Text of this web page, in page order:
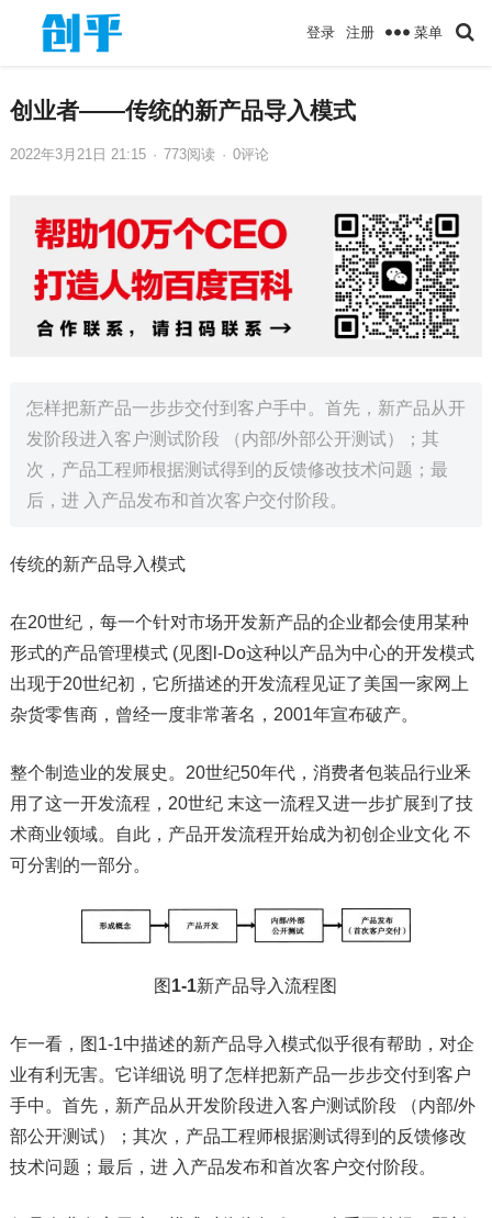
登录 注册 菜单
创业者——传统的新产品导入模式
2022年3月21日 21:15 · 773阅读 · 0评论
怎样把新产品一步步交付到客户手中。首先，新产品从开
发阶段进入客户测试阶段 （内部/外部公开测试）；其
次，产品工程师根据测试得到的反馈修改技术问题；最
后，进 入产品发布和首次客户交付阶段。
传统的新产品导入模式
在20世纪，每一个针对市场开发新产品的企业都会使用某种
形式的产品管理模式 (见图l-Do这种以产品为中心的开发模式
出现于20世纪初，它所描述的开发流程见证了美国一家网上
杂货零售商，曾经一度非常著名，2001年宣布破产。
整个制造业的发展史。20世纪50年代，消费者包装品行业釆
用了这一开发流程，20世纪 末这一流程又进一步扩展到了技
术商业领域。自此，产品开发流程开始成为初创企业文化 不
可分割的一部分。
图 1-1新产品导入流程图
乍一看，图1-1中描述的新产品导入模式似乎很有帮助，对企
业有利无害。它详细说 明了怎样把新产品一步步交付到客户
手中。首先，新产品从开发阶段进入客户测试阶段 （内部/外
部公开测试）；其次，产品工程师根据测试得到的反馈修改
技术问题；最后，进 入产品发布和首次客户交付阶段。